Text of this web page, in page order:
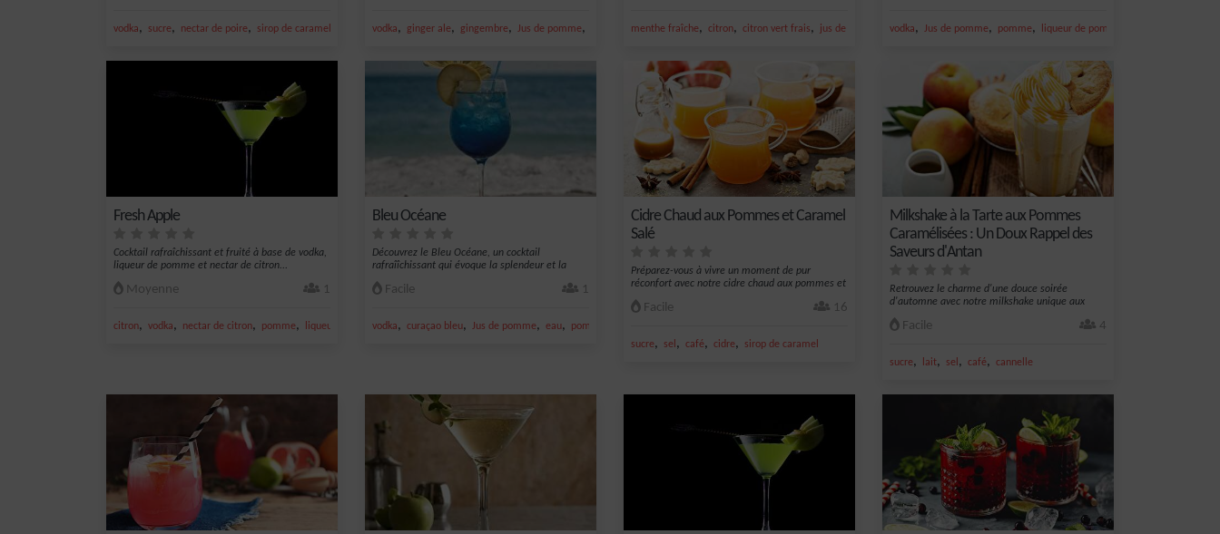
vodka, sucre, nectar de poire, sirop de caramel vodka, ginger ale, gingembre, Jus de pomme, menthe fraîche, citron, citron vert frais, jus de citron vert, vodka
vodka, Jus de pomme, pomme, liqueur de pomme
Fresh Apple
Cocktail rafraîchissant et fruité à base de vodka,
liqueur de pomme et nectar de citron...
Moyenne 1
citron, vodka, nectar de citron, pomme, liqueur de pomme
Bleu Océane
Découvrez le Bleu Océane, un cocktail
rafraîîchissant qui évoque la splendeur et la
Facile 1
vodka, curaçao bleu, Jus de pomme, eau, pomme
Cidre Chaud aux Pommes et Caramel
Salé
Préparez-vous à vivre un moment de pur
réconfort avec notre cidre chaud aux pommes et
Facile 16
sucre, sel , café, cidre, sirop de caramel
Milkshake à la Tarte aux Pommes
Caramélisées : Un Doux Rappel des
Saveurs d'Antan
Retrouvez le charme d'une douce soirée
d'automne avec notre milkshake unique aux
Facile 4
sucre, lait, sel , café, cannelle